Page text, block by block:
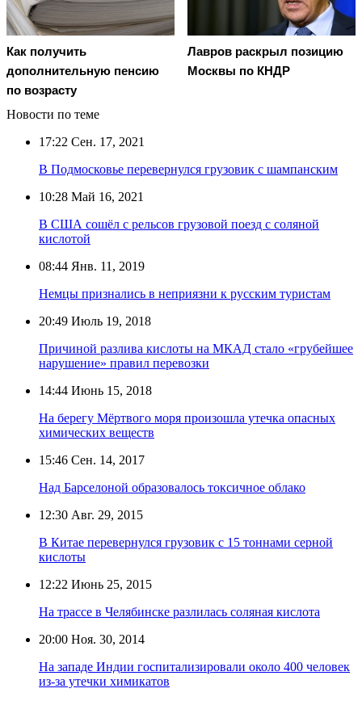
Как получить
дополнительную пенсию
по возрасту
Лавров раскрыл позицию
Москвы по КНДР
Новости по теме
17:22 Сен. 17, 2021
В Подмосковье перевернулся грузовик с шампанским
10:28 Май 16, 2021
В США сошёл с рельсов грузовой поезд с соляной
кислотой
08:44 Янв. 11, 2019
Немцы признались в неприязни к русским туристам
20:49 Июль 19, 2018
Причиной разлива кислоты на МКАД стало «грубейшее
нарушение» правил перевозки
14:44 Июнь 15, 2018
На берегу Мёртвого моря произошла утечка опасных
химических веществ
15:46 Сен. 14, 2017
Над Барселоной образовалось токсичное облако
12:30 Авг. 29, 2015
В Китае перевернулся грузовик с 15 тоннами серной
кислоты
12:22 Июнь 25, 2015
На трассе в Челябинске разлилась соляная кислота
20:00 Ноя. 30, 2014
На западе Индии госпитализировали около 400 человек
из-за утечки химикатов